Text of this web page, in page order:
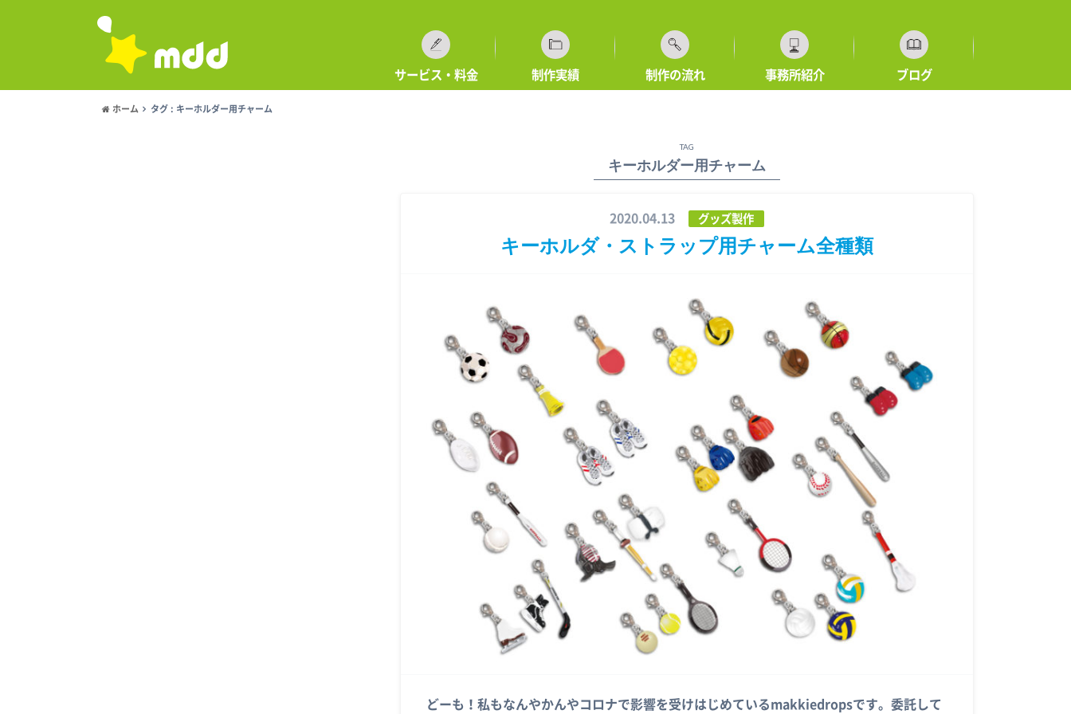
サービス・料金 制作実績 制作の流れ 事務所紹介 ブログ
ホーム タグ : キーホルダー用チャーム
TAG
キーホルダー用チャーム
2020.04.13 グッズ製作
キーホルダ・ストラップ用チャーム全種類
どーも！私もなんやかんやコロナで影響を受けはじめているmakkiedropsです。委託して